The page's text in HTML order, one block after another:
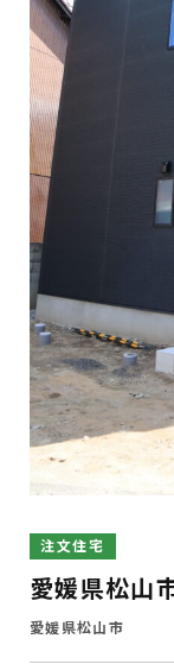
注文住宅
愛媛県松山
愛媛県松山市